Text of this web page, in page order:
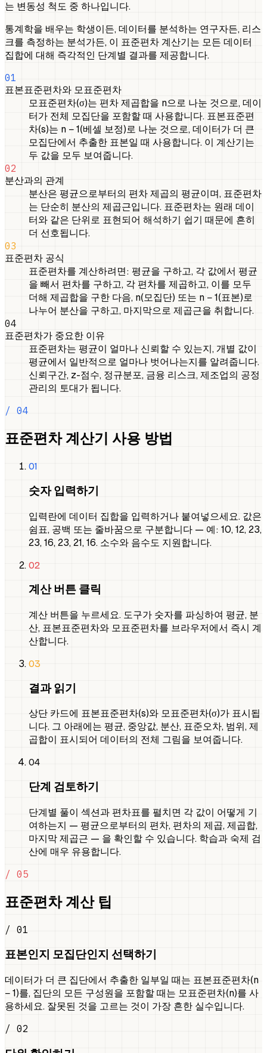
는 변동성 척도 중 하나입니다.
통계학을 배우는 학생이든, 데이터를 분석하는 연구자든, 리스
크를 측정하는 분석가든, 이 표준편차 계산기는 모든 데이터
집합에 대해 즉각적인 단계별 결과를 제공합니다.
01
표본표준편차와 모표준편차
모표준편차(σ)는 편차 제곱합을 n으로 나눈 것으로, 데이
터가 전체 모집단을 포함할 때 사용합니다. 표본표준편
차(s)는 n − 1(베셀 보정)로 나눈 것으로, 데이터가 더 큰
모집단에서 추출한 표본일 때 사용합니다. 이 계산기는
두 값을 모두 보여줍니다.
02
분산과의 관계
분산은 평균으로부터의 편차 제곱의 평균이며, 표준편차
는 단순히 분산의 제곱근입니다. 표준편차는 원래 데이
터와 같은 단위로 표현되어 해석하기 쉽기 때문에 흔히
더 선호됩니다.
03
표준편차 공식
표준편차를 계산하려면: 평균을 구하고, 각 값에서 평균
을 빼서 편차를 구하고, 각 편차를 제곱하고, 이를 모두
더해 제곱합을 구한 다음, n(모집단) 또는 n − 1(표본)로
나누어 분산을 구하고, 마지막으로 제곱근을 취합니다.
04
표준편차가 중요한 이유
표준편차는 평균이 얼마나 신뢰할 수 있는지, 개별 값이
평균에서 일반적으로 얼마나 벗어나는지를 알려줍니다.
신뢰구간, z-점수, 정규분포, 금융 리스크, 제조업의 공정
관리의 토대가 됩니다.
/ 04
표준편차 계산기 사용 방법
01
숫자 입력하기
입력란에 데이터 집합을 입력하거나 붙여넣으세요. 값은
쉼표, 공백 또는 줄바꿈으로 구분합니다 — 예: 10, 12, 23,
23, 16, 23, 21, 16. 소수와 음수도 지원합니다.
02
계산 버튼 클릭
계산 버튼을 누르세요. 도구가 숫자를 파싱하여 평균, 분
산, 표본표준편차와 모표준편차를 브라우저에서 즉시 계
산합니다.
03
결과 읽기
상단 카드에 표본표준편차(s)와 모표준편차(σ)가 표시됩
니다. 그 아래에는 평균, 중앙값, 분산, 표준오차, 범위, 제
곱합이 표시되어 데이터의 전체 그림을 보여줍니다.
04
단계 검토하기
단계별 풀이 섹션과 편차표를 펼치면 각 값이 어떻게 기
여하는지 — 평균으로부터의 편차, 편차의 제곱, 제곱합,
마지막 제곱근 — 을 확인할 수 있습니다. 학습과 숙제 검
산에 매우 유용합니다.
/ 05
표준편차 계산 팁
/ 01
표본인지 모집단인지 선택하기
데이터가 더 큰 집단에서 추출한 일부일 때는 표본표준편차(n
− 1)를, 집단의 모든 구성원을 포함할 때는 모표준편차(n)를 사
용하세요. 잘못된 것을 고르는 것이 가장 흔한 실수입니다.
/ 02